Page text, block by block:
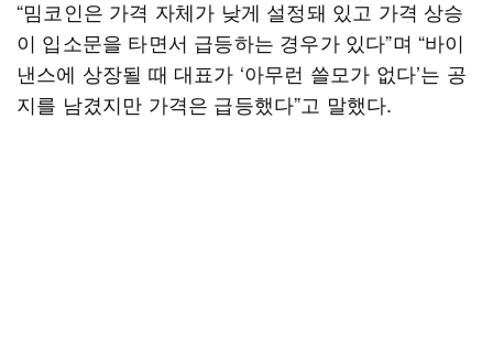
“밈코인은 가격 자체가 낮게 설정돼 있고 가격 상승
이 입소문을 타면서 급등하는 경우가 있다”며 “바이
낸스에 상장될 때 대표가 ‘아무런 쓸모가 없다’는 공
지를 남겼지만 가격은 급등했다”고 말했다.